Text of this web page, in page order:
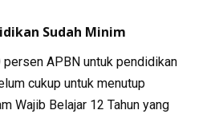
Sudah Minim
APBN untuk pendidikan
cukup untuk menutup
Wajib Belajar 12 Tahun yang